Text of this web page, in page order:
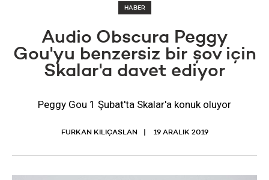
HABER
Audio Obscura Peggy
Gou'yu benzersiz bir şov için
Skalar'a davet ediyor
Peggy Gou 1 Şubat'ta Skalar'a konuk oluyor
FURKAN KILIÇASLAN 19 ARALIK 2019